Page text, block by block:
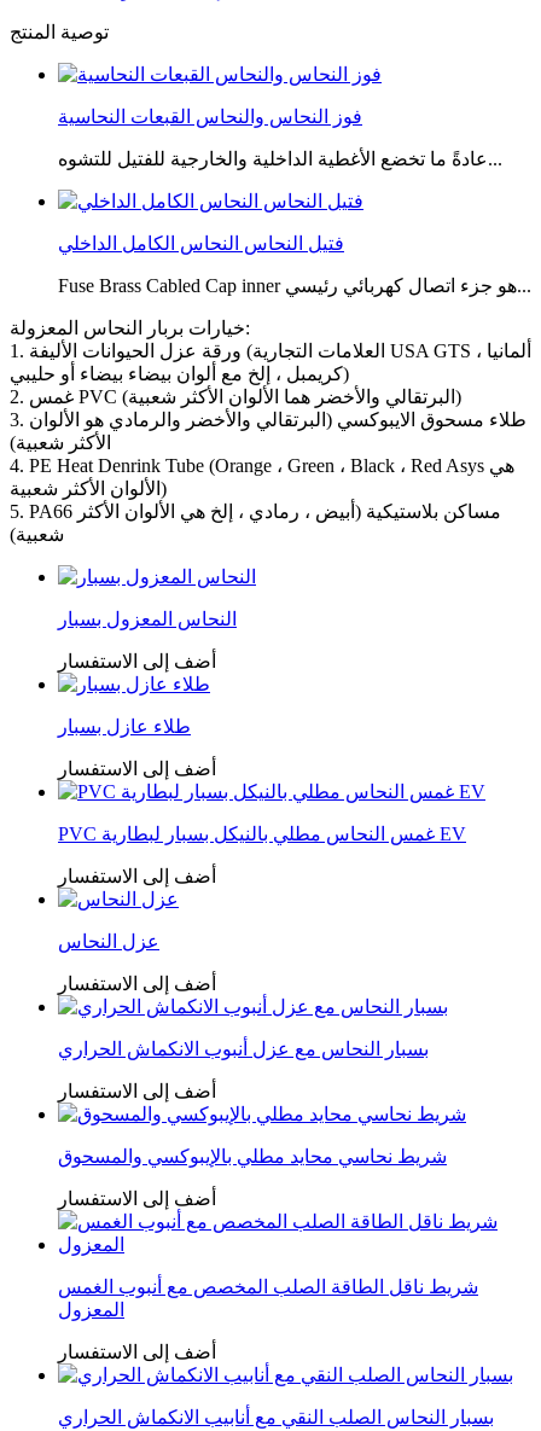
توصية المنتج
فوز النحاس والنحاس القبعات النحاسية
عادةً ما تخضع الأغطية الداخلية والخارجية للفتيل للتشوه...
فتيل النحاس النحاس الكامل الداخلي
Fuse Brass Cabled Cap inner هو جزء اتصال كهربائي رئيسي...
خيارات بربار النحاس المعزولة:
1. ورقة عزل الحيوانات الأليفة (العلامات التجارية USA GTS ، ألمانيا
كريمبل ، إلخ مع ألوان بيضاء بيضاء أو حليبي)
2. غمس PVC (البرتقالي والأخضر هما الألوان الأكثر شعبية)
3. طلاء مسحوق الايبوكسي (البرتقالي والأخضر والرمادي هو الألوان
الأكثر شعبية)
4. PE Heat Denrink Tube (Orange ، Green ، Black ، Red Asys هي
الألوان الأكثر شعبية)
5. PA66 مساكن بلاستيكية (أبيض ، رمادي ، إلخ هي الألوان الأكثر
شعبية)
النحاس المعزول بسبار
أضف إلى الاستفسار
طلاء عازل بسبار
أضف إلى الاستفسار
PVC غمس النحاس مطلي بالنيكل بسبار لبطارية EV
أضف إلى الاستفسار
عزل النحاس
أضف إلى الاستفسار
بسبار النحاس مع عزل أنبوب الانكماش الحراري
أضف إلى الاستفسار
شريط نحاسي محايد مطلي بالإيبوكسي والمسحوق
أضف إلى الاستفسار
شريط ناقل الطاقة الصلب المخصص مع أنبوب الغمس
المعزول
أضف إلى الاستفسار
بسبار النحاس الصلب النقي مع أنابيب الانكماش الحراري